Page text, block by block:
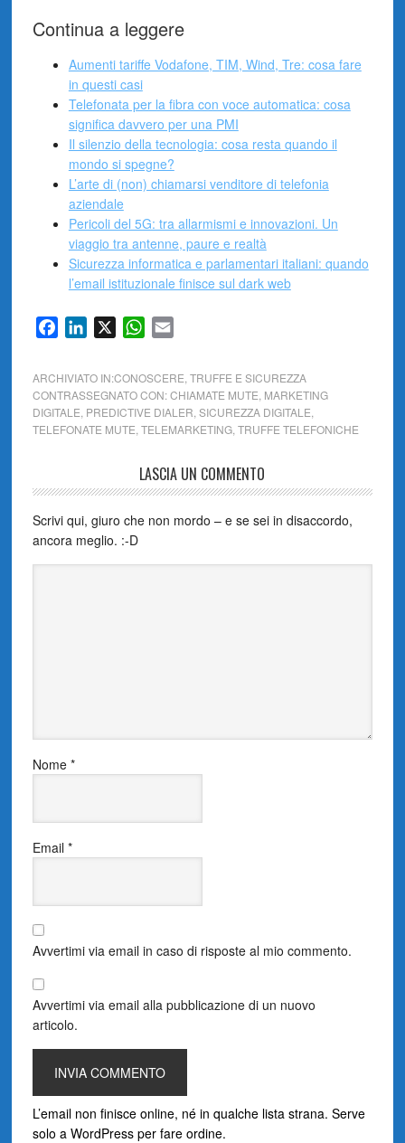
Continua a leggere
Aumenti tariffe Vodafone, TIM, Wind, Tre: cosa fare
in questi casi
Telefonata per la fibra con voce automatica: cosa
significa davvero per una PMI
Il silenzio della tecnologia: cosa resta quando il
mondo si spegne?
L’arte di (non) chiamarsi venditore di telefonia
aziendale
Pericoli del 5G: tra allarmismi e innovazioni. Un
viaggio tra antenne, paure e realtà
Sicurezza informatica e parlamentari italiani: quando
l’email istituzionale finisce sul dark web
FacebookLinkedIn WhatsApp
ARCHIVIATO IN:CONOSCERE TRUFFE E SICUREZZA
CONTRASSEGNATO CON:CHIAMATE MUTE MARKETING
DIGITALE PREDICTIVE DIALER SICUREZZA DIGITALE
TELEFONATE MUTE TELEMARKETING, TRUFFE TELEFONICHE
LASCIA UN COMMENTO
Scrivi qui, giuro che non mordo – e se sei in disaccordo,
ancora meglio. :-D
Nome *
Email *
Avvertimi via email in caso di risposte al mio commento.
Avvertimi via email alla pubblicazione di un nuovo
articolo.
L’email non finisce online, né in qualche lista strana. Serve
solo a WordPress per fare ordine.